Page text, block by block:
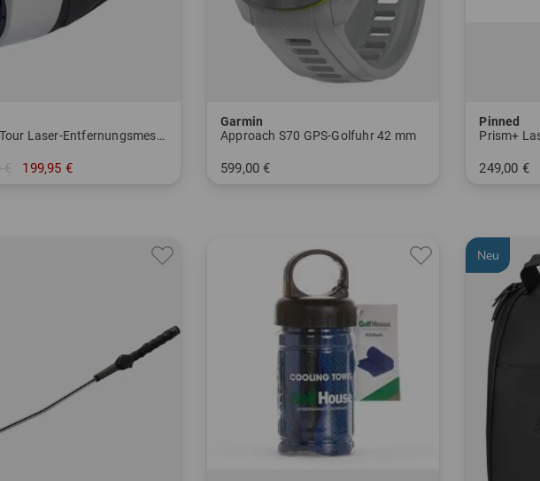
Focus Tour Laser-Entfernungsmesser
€ 199,95 €
Garmin
Approach S70 GPS-Golfuhr 42 mm
599,00 €
Pinned
Prism+
249,00 €
Neu